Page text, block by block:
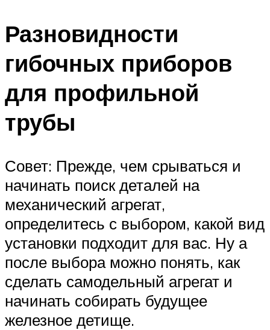
Разновидности
гибочных приборов
для профильной
трубы
Совет: Прежде, чем срываться и
начинать поиск деталей на
механический агрегат,
определитесь с выбором, какой вид
установки подходит для вас. Ну а
после выбора можно понять, как
сделать самодельный агрегат и
начинать собирать будущее
железное детище.